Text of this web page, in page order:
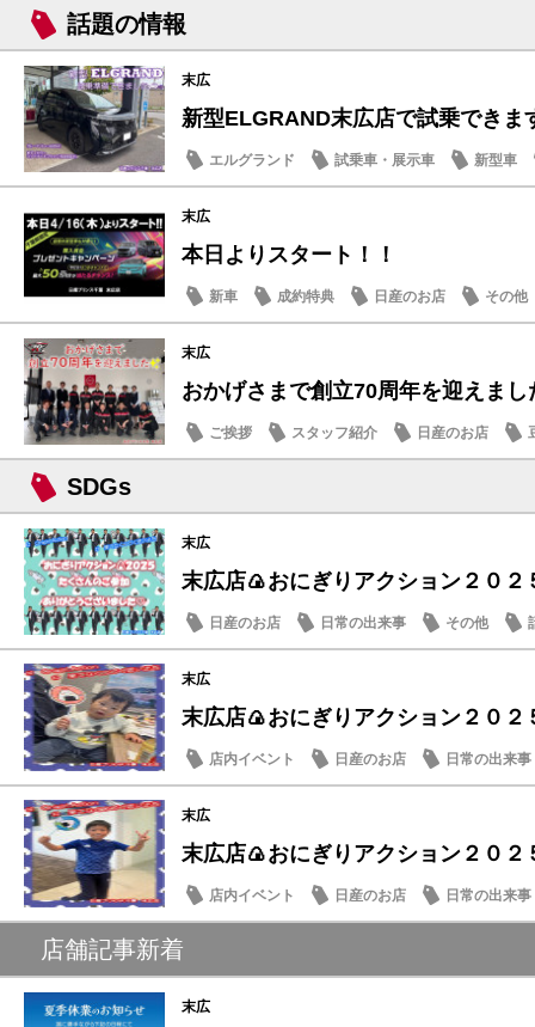
話題の情報
末広
新型ELGRAND末広店で試乗できま
エルグランド 試乗車・展示車 新型車
末広
本日よりスタート！！
新車 成約特典 日産のお店 その他
末広
おかげさまで創立70周年を迎えまし
ご挨拶 スタッフ紹介 日産のお店
SDGs
末広
末広店🍙おにぎりアクション２０２
日産のお店 日常の出来事 その他
末広
末広店🍙おにぎりアクション２０２
店内イベント 日産のお店 日常の出来事
末広
末広店🍙おにぎりアクション２０２
店内イベント 日産のお店 日常の出来事
店舗記事新着
末広